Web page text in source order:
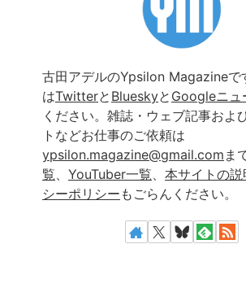
古田アデルのYpsilon Magazineで
はTwitterと Blueskyと Googleニュ
ください。雑誌・ウェブ記事およ
トなどお仕事のご依頼は
ypsilon.magazine@gmail.com ま
覧、 YouTuber一覧、 本サイトの
シーポリシー もごらんください。